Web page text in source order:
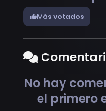
Más votados
No hay
el primero